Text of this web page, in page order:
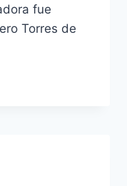
fue
Torres de